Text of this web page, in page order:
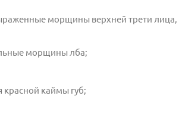
морщины верхней трети лица,
морщины лба;
каймы губ;